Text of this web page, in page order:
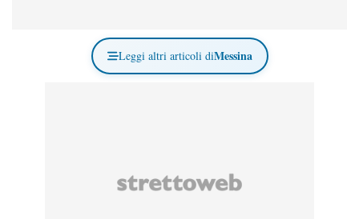
Leggi altri articoli diMessina